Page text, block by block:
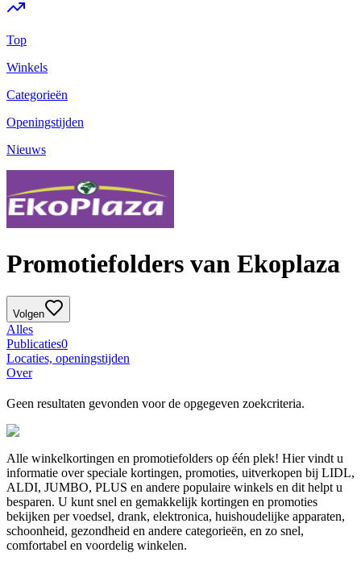
Top
Winkels
Categorieën
Openingstijden
Nieuws
Promotiefolders van Ekoplaza
Volgen
Alles
Publicaties0
Locaties, openingstijden
Over
Geen resultaten gevonden voor de opgegeven zoekcriteria.
Alle winkelkortingen en promotiefolders op één plek! Hier vindt u
informatie over speciale kortingen, promoties, uitverkopen bij LIDL,
ALDI, JUMBO, PLUS en andere populaire winkels en dit helpt u
besparen. U kunt snel en gemakkelijk kortingen en promoties
bekijken per voedsel, drank, elektronica, huishoudelijke apparaten,
schoonheid, gezondheid en andere categorieën, en zo snel,
comfortabel en voordelig winkelen.